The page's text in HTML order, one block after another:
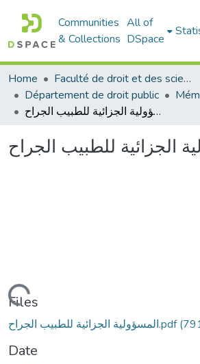
Communities
& Collections
All of
DSpace
Home
Faculté de droit et des sciences politiques
Département de droit public
المسؤولية الجزائية للطبيب الجراح
الجزائية للطبيب الجراح
Loading...
Files
المسؤولية الجزائية للطبيب الجراح.pdf
Date